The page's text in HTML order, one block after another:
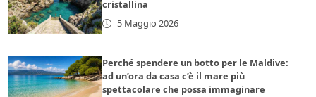
cristallina
5 Maggio 2026
Perché spendere un botto per le Maldive:
ad un’ora da casa c’è il mare più
spettacolare che possa immaginare